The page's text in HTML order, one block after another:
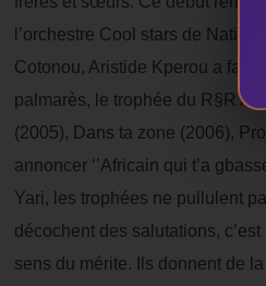
l’orchestre Cool stars de
Cotonou, Aristide Kperou a fait
palmarès, le trophée du R§R
(2005), Dans ta zone (2006),
annoncer ‘’Africain qui t’a
Yari, les trophées ne pullulent
décochent des salutations,
sens du mérite. Ils donnent de